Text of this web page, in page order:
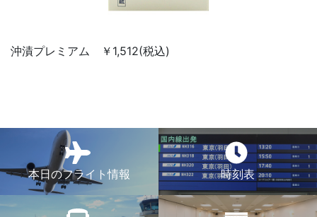
沖漬プレミアム ￥1,512(税込)
本日のフライト情報 時刻表